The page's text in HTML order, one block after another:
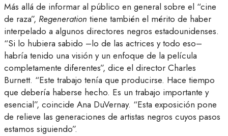
Más allá de informar al público en general sobre el “cine
de raza”, Regeneration tiene también el mérito de haber
interpelado a algunos directores negros estadounidenses.
“Si lo hubiera sabido –lo de las actrices y todo eso–
habría tenido una visión y un enfoque de la película
completamente diferentes”, dice el director Charles
Burnett. “Este trabajo tenía que producirse. Hace tiempo
que debería haberse hecho. Es un trabajo importante y
esencial”, coincide Ana DuVernay. “Esta exposición pone
de relieve las generaciones de artistas negros cuyos pasos
estamos siguiendo”.